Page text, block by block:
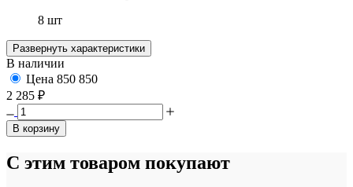
8 шт
Развернуть характеристики
В наличии
Цена 850 850
2 285 ₽
В корзину
С этим товаром покупают